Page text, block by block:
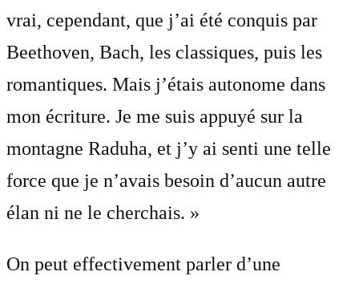
vrai, cependant, que j’ai été conquis par
Beethoven, Bach, les classiques, puis les
romantiques. Mais j’étais autonome dans
mon écriture. Je me suis appuyé sur la
montagne Raduha, et j’y ai senti une telle
force que je n’avais besoin d’aucun autre
élan ni ne le cherchais. »
On peut effectivement parler d’une